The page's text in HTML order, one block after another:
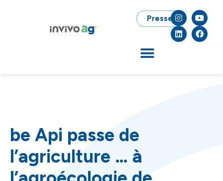
Presse
be Api passe de
l’agriculture … à